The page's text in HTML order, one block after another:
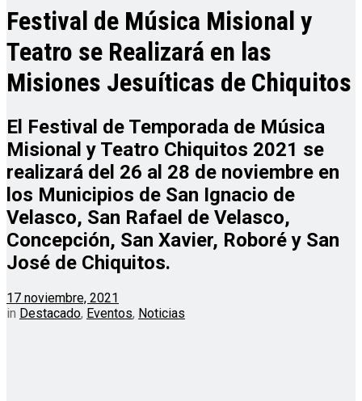
Festival de Música Misional y
Teatro se Realizará en las
Misiones Jesuíticas de Chiquitos
El Festival de Temporada de Música
Misional y Teatro Chiquitos 2021 se
realizará del 26 al 28 de noviembre en
los Municipios de San Ignacio de
Velasco, San Rafael de Velasco,
Concepción, San Xavier, Roboré y San
José de Chiquitos.
17 noviembre, 2021
in Destacado, Eventos, Noticias